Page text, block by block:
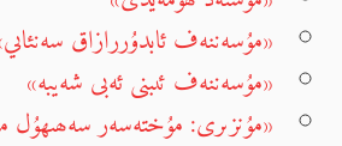
«مۇسەننەف ئابدۇررازاق
«مۇسەننەف ئىبنى ئەبى شەيبە»
«مۇنزىرى: مۇختەسەر سەھىھۇل